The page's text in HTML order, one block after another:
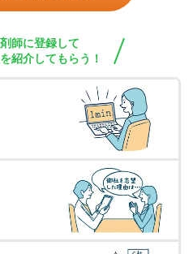
師に登録して
紹介してもらう！